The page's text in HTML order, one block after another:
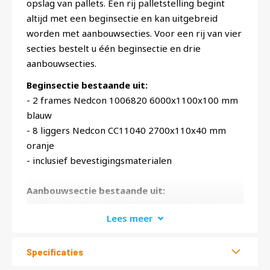
opslag van pallets. Een rij palletstelling begint
altijd met een beginsectie en kan uitgebreid
worden met aanbouwsecties. Voor een rij van vier
secties bestelt u één beginsectie en drie
aanbouwsecties.
Beginsectie bestaande uit:
- 2 frames Nedcon 1006820 6000x1100x100 mm
blauw
- 8 liggers Nedcon CC11040 2700x110x40 mm
oranje
- inclusief bevestigingsmaterialen
Aanbouwsectie bestaande uit:
oranje
Lees meer
Specificaties